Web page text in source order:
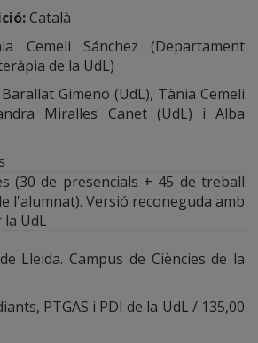
:Català
Cemeli Sánchez (Departament
de la UdL)
Barallat Gimeno (UdL), Tània Cemeli
Miralles Canet (UdL) i Alba
(30 de presencials + 45 de treball
l'alumnat). Versió reconeguda amb
la UdL
Lleida. Campus de Ciències de la
PTGAS i PDI de la UdL / 135,00